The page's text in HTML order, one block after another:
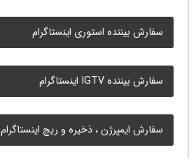
سفارش بیننده استوری اینستاگرام
سفارش بیننده IGTV اینستاگرام
سفارش ایمپرژن ، ذخیره و ریچ اینستاگرام